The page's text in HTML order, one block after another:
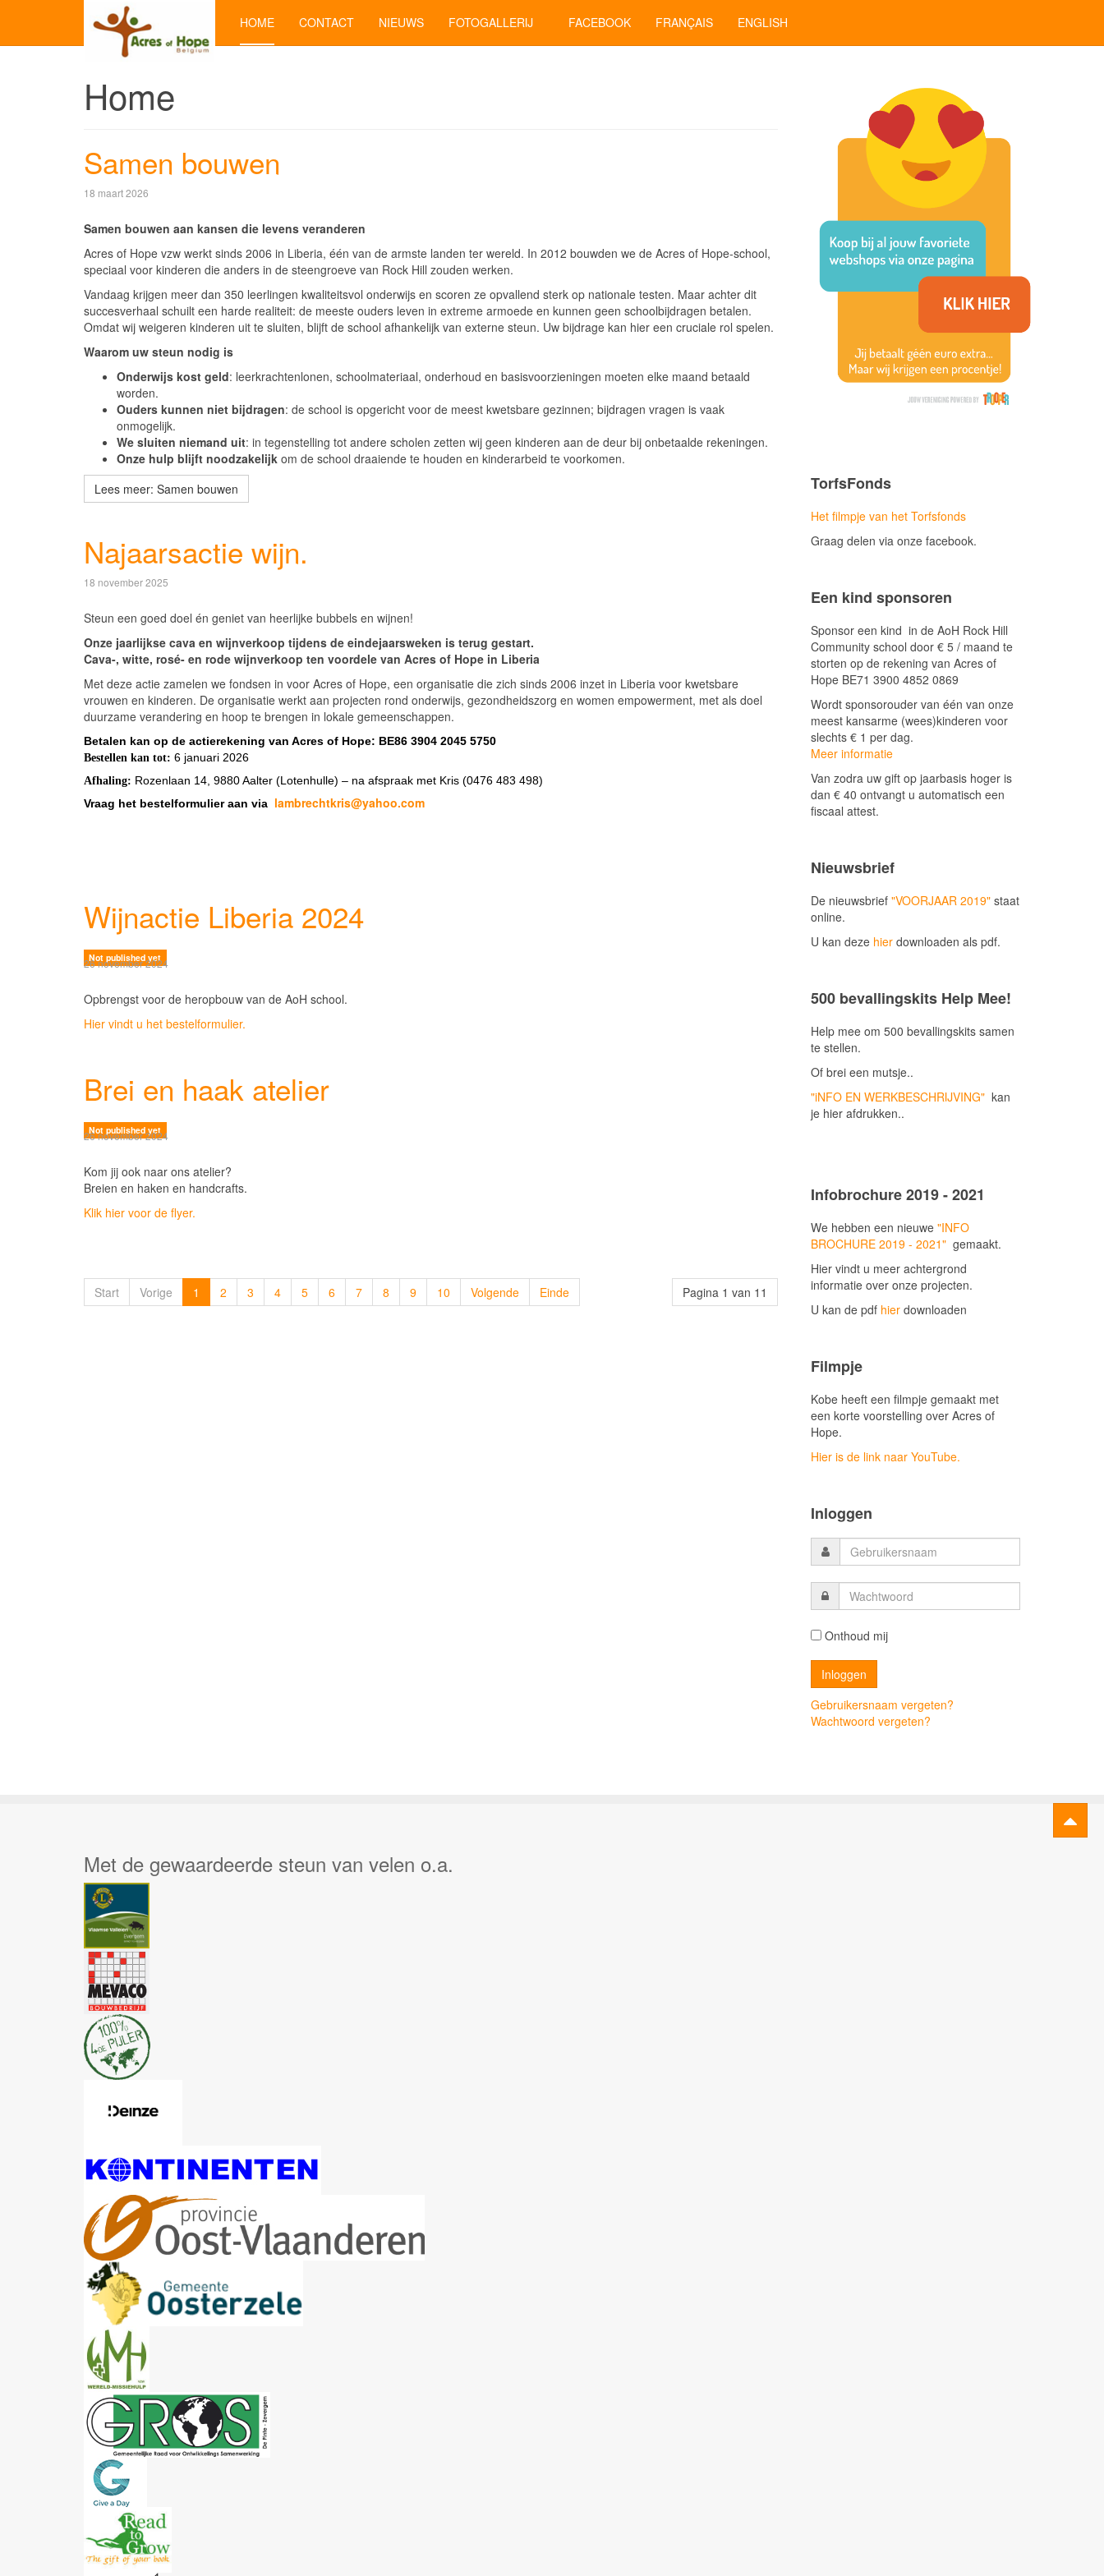
HOME CONTACT NIEUWS FOTOGALLERIJ FACEBOOK FRANÇAIS ENGLISH
Home
Samen bouwen
18 maart 2026
Samen bouwen aan kansen die levens veranderen
Acres of Hope vzw werkt sinds 2006 in Liberia, één van de armste landen ter wereld. In 2012 bouwden we de Acres of Hope‑school,
speciaal voor kinderen die anders in de steengroeve van Rock Hill zouden werken.
Vandaag krijgen meer dan 350 leerlingen kwaliteitsvol onderwijs en scoren ze opvallend sterk op nationale testen. Maar achter dit
succesverhaal schuilt een harde realiteit: de meeste ouders leven in extreme armoede en kunnen geen schoolbijdragen betalen.
Omdat wij weigeren kinderen uit te sluiten, blijft de school afhankelijk van externe steun. Uw bijdrage kan hier een cruciale rol spelen.
Waarom uw steun nodig is
Onderwijs kost geld: leerkrachtenlonen, schoolmateriaal, onderhoud en basisvoorzieningen moeten elke maand betaald
worden.
Ouders kunnen niet bijdragen: de school is opgericht voor de meest kwetsbare gezinnen; bijdragen vragen is vaak
onmogelijk.
We sluiten niemand uit: in tegenstelling tot andere scholen zetten wij geen kinderen aan de deur bij onbetaalde rekeningen.
Onze hulp blijft noodzakelijk om de school draaiende te houden en kinderarbeid te voorkomen.
Lees meer: Samen bouwen
Najaarsactie wijn.
18 november 2025
Steun een goed doel én geniet van heerlijke bubbels en wijnen!
Onze jaarlijkse cava en wijnverkoop tijdens de eindejaarsweken is terug gestart.
Cava-, witte, rosé- en rode wijnverkoop ten voordele van Acres of Hope in Liberia
Met deze actie zamelen we fondsen in voor Acres of Hope, een organisatie die zich sinds 2006 inzet in Liberia voor kwetsbare
vrouwen en kinderen. De organisatie werkt aan projecten rond onderwijs, gezondheidszorg en women empowerment, met als doel
duurzame verandering en hoop te brengen in lokale gemeenschappen.
Betalen kan op de actierekening van Acres of Hope: BE86 3904 2045 5750
Bestellen kan tot: 6 januari 2026
Afhaling: Rozenlaan 14, 9880 Aalter (Lotenhulle) – na afspraak met Kris (0476 483 498)
Vraag het bestelformulier aan via lambrechtkris@yahoo.com
Wijnactie Liberia 2024
Not published yet
26 november 2024
Opbrengst voor de heropbouw van de AoH school.
Hier vindt u het bestelformulier.
Brei en haak atelier
Not published yet
26 november 2024
Kom jij ook naar ons atelier?
Breien en haken en handcrafts.
Klik hier voor de flyer.
Pagina 1 van 11
Start Vorige 1 2 3 4 5 6 7 8 9 10 Volgende Einde
TorfsFonds
Het filmpje van het Torfsfonds
Graag delen via onze facebook.
Een kind sponsoren
Sponsor een kind in de AoH Rock Hill
Community school door € 5 / maand te
storten op de rekening van Acres of
Hope BE71 3900 4852 0869
Wordt sponsorouder van één van onze
meest kansarme (wees)kinderen voor
slechts € 1 per dag.
Meer informatie
Van zodra uw gift op jaarbasis hoger is
dan € 40 ontvangt u automatisch een
fiscaal attest.
Nieuwsbrief
De nieuwsbrief "VOORJAAR 2019" staat
online.
U kan deze hier downloaden als pdf.
500 bevallingskits Help Mee!
Help mee om 500 bevallingskits samen
te stellen.
Of brei een mutsje..
"iNFO EN WERKBESCHRIJVING" kan
je hier afdrukken..
Infobrochure 2019 - 2021
We hebben een nieuwe "INFO
BROCHURE 2019 - 2021" gemaakt.
Hier vindt u meer achtergrond
informatie over onze projecten.
U kan de pdf hier downloaden
Filmpje
Kobe heeft een filmpje gemaakt met
een korte voorstelling over Acres of
Hope.
Hier is de link naar YouTube.
Inloggen
Onthoud mij
Gebruikersnaam vergeten?
Wachtwoord vergeten?
Met de gewaardeerde steun van velen o.a.